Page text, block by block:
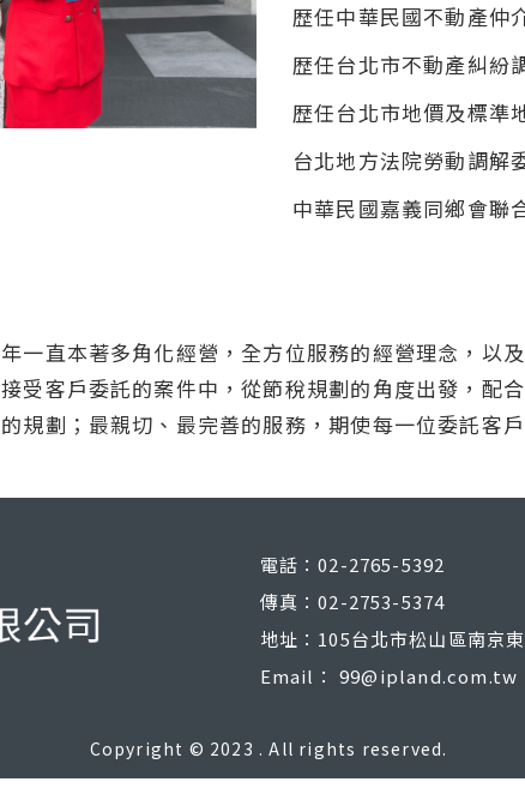
歴任中華民國不動產仲
歴任台北市不動產糾紛
歴任台北市地價及標準
台北地方法院勞動調解
中華民國嘉義同鄉會聯
一直本著多角化經營，全方位服務的經營理念，以
受客戶委託的案件中，從節稅規劃的角度出發，配
規劃；最親切、最完善的服務，期使每一位委託客
電話：02-2765-5392
傳真：02-2753-5374
地址：105台北市松山區南京
Email： 99@ipland.com.tw
Copyright © 2023 . All rights reserved.